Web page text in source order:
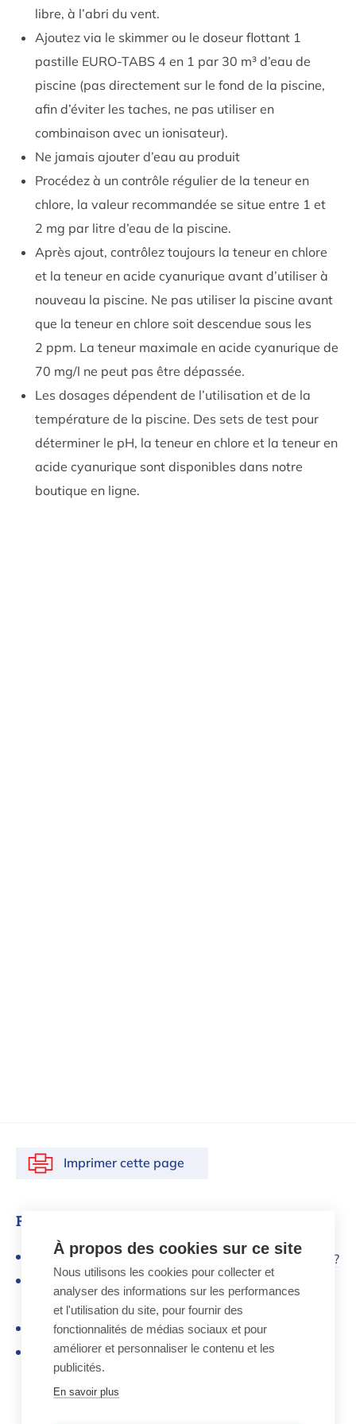
flocons, ceux-ci pouvant alors être absorbés
facilement par votre filtre de piscine.
libre, à l’abri du vent.
Ajoutez via le skimmer ou le doseur flottant 1
pastille EURO-TABS 4 en 1 par 30 m³ d’eau de
piscine (pas directement sur le fond de la piscine,
afin d’éviter les taches, ne pas utiliser en
combinaison avec un ionisateur).
Ne jamais ajouter d’eau au produit
Procédez à un contrôle régulier de la teneur en
chlore, la valeur recommandée se situe entre 1 et
2 mg par litre d’eau de la piscine.
Après ajout, contrôlez toujours la teneur en chlore
et la teneur en acide cyanurique avant d’utiliser à
nouveau la piscine. Ne pas utiliser la piscine avant
que la teneur en chlore soit descendue sous les
2 ppm. La teneur maximale en acide cyanurique de
70 mg/l ne peut pas être dépassée.
Les dosages dépendent de l’utilisation et de la
température de la piscine. Des sets de test pour
déterminer le pH, la teneur en chlore et la teneur en
acide cyanurique sont disponibles dans notre
boutique en ligne.
Imprimer cette page
FAQs
Dans quels délais puis-je attendre ma commande ?
Pourquoi ne puis-je pas choisir chaque type de
livraison ?
Quelles options de livraison me sont offertes ?
Où puis-je suivre le Track & Trace de ma
commande ?
À propos des cookies sur ce site
Nous utilisons les cookies pour collecter et
analyser des informations sur les performances
et l'utilisation du site, pour fournir des
fonctionnalités de médias sociaux et pour
améliorer et personnaliser le contenu et les
publicités.
En savoir plus